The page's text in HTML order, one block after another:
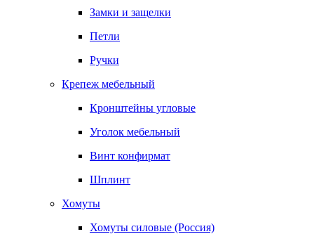
Замки и защелки
Петли
Ручки
Крепеж мебельный
Кронштейны угловые
Уголок мебельный
Винт конфирмат
Шплинт
Хомуты
Хомуты силовые (Россия)